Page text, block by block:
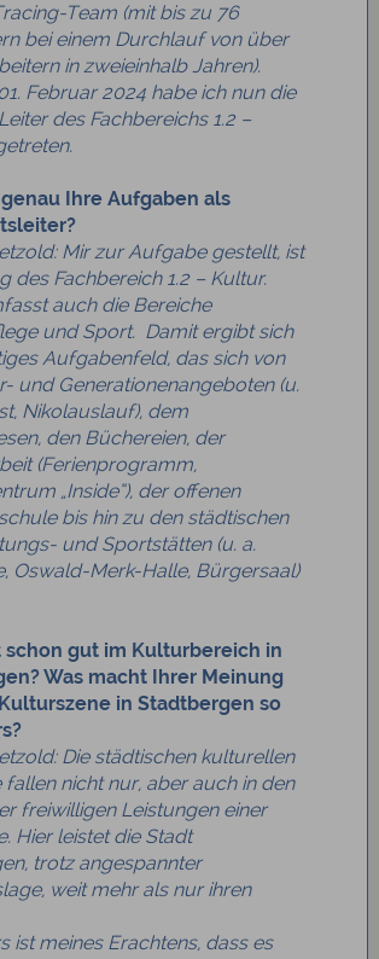
Team (mit bis zu 76
bei einem Durchlauf von über
in zweieinhalb Jahren).
Februar 2024 habe ich nun die
des Fachbereichs 1.2 –
Ihre Aufgaben als
Mir zur Aufgabe gestellt, ist
des Fachbereich 1.2 – Kultur.
auch die Bereiche
und Sport. Damit ergibt sich
Aufgabenfeld, das sich von
und Generationenangeboten (u.
Nikolauslauf), dem
den Büchereien, der
(Ferienprogramm,
„Inside“), der offenen
bis hin zu den städtischen
und Sportstätten (u. a.
Oswald-Merk-Halle, Bürgersaal)
schon gut im Kulturbereich in
Was macht Ihrer Meinung
in Stadtbergen so
Die städtischen kulturellen
nicht nur, aber auch in den
freiwilligen Leistungen einer
Hier leistet die Stadt
trotz angespannter
weit mehr als nur ihren
ist meines Erachtens, dass es